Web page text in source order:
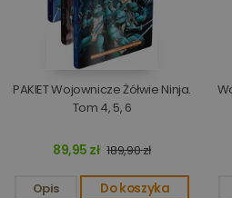
PAKIET Wojownicze Żółwie Ninja.
Tom 4, 5, 6
89,95 zł 189,90 zł
Opis Do koszyka